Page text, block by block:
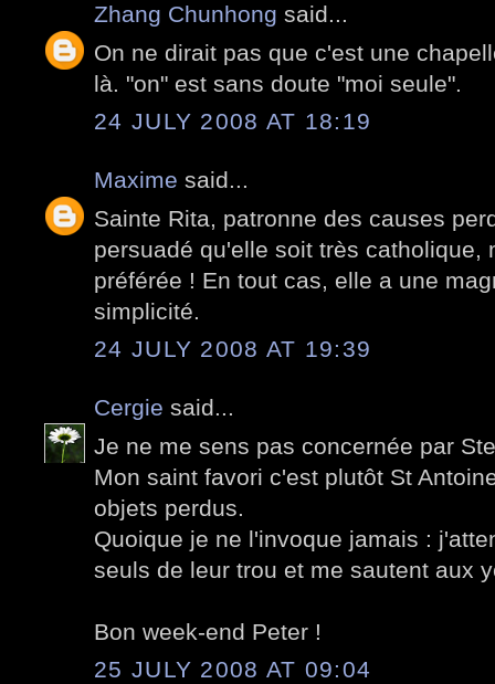
Zhang Chunhong said...
On ne dirait pas que c'est une
là. "on" est sans doute "moi seule".
24 JULY 2008 AT 18:19
Maxime said...
Sainte Rita, patronne des causes
persuadé qu'elle soit très catholique,
préférée ! En tout cas, elle a une
simplicité.
24 JULY 2008 AT 19:39
Cergie said...
Je ne me sens pas concernée par
Mon saint favori c'est plutôt St
objets perdus.
Quoique je ne l'invoque jamais :
seuls de leur trou et me sautent aux
Bon week-end Peter !
25 JULY 2008 AT 09:04